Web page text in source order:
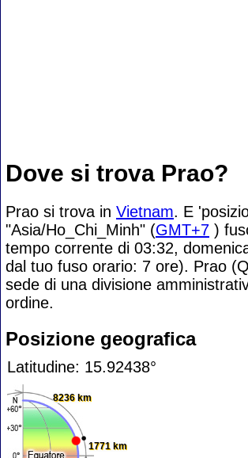
Dove si trova Prao?
Prao si trova in Vietnam. E
"Asia/Ho_Chi_Minh" (GMT+7 )
tempo corrente di 03:32,
dal tuo fuso orario: 7 ore). Prao
sede di una divisione
ordine.
Posizione geografica
Latitudine: 15.92438°
8236 km
1771 km